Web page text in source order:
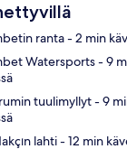
ranta- 2 min
Watersports- 9
tuulimyllyt- 9
lahti- 12 min